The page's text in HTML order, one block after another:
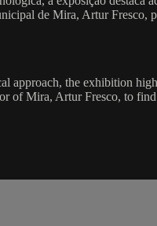
de Mira, Artur Fresco,
the exhibition
of Mira, Artur Fresco, to